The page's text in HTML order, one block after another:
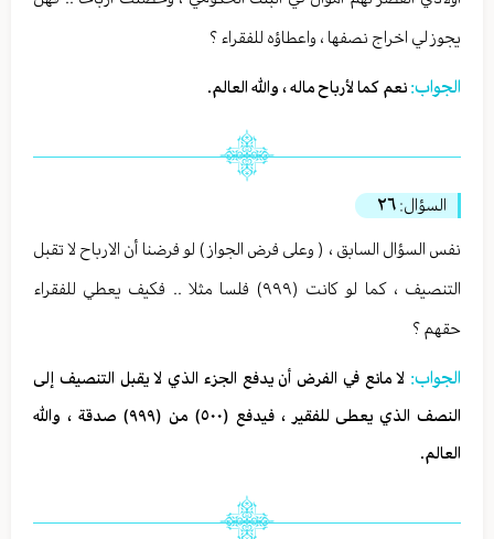
يجوز لي اخراج نصفها ، واعطاؤه للفقراء ؟
الجواب: نعم كما لأرباح ماله ، والله العالم.
السؤال: ٢٦
نفس السؤال السابق ، ( وعلى فرض الجواز ) لو فرضنا أن الارباح لا تقبل
التنصيف ، كما لو كانت (٩٩٩) فلسا مثلا .. فكيف يعطي للفقراء
حقهم ؟
الجواب: لا مانع في الفرض أن يدفع الجزء الذي لا يقبل التنصيف إلى
النصف الذي يعطى للفقير ، فيدفع (٥٠٠) من (٩٩٩) صدقة ، والله
العالم.